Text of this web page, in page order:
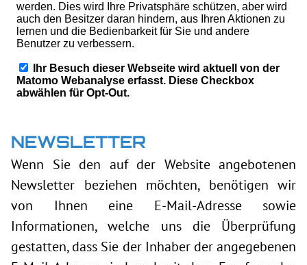
NEWSLETTER
Wenn Sie den auf der Website angebotenen
Newsletter beziehen möchten, benötigen wir
von Ihnen eine E-Mail-Adresse sowie
Informationen, welche uns die Überprüfung
gestatten, dass Sie der Inhaber der angegebenen